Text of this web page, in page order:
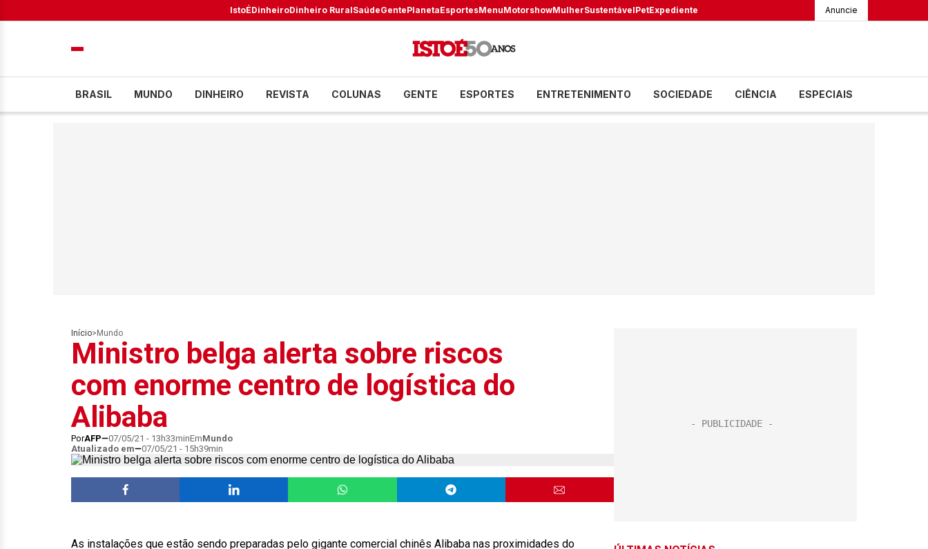
IstoÉDinheiroDinheiro RuralSaúdeGentePlanetaEsportesMenuMotorshowMulherSustentávelPetExpediente Anuncie
BRASIL MUNDO DINHEIRO REVISTA COLUNAS GENTE ESPORTES ENTRETENIMENTO SOCIEDADE CIÊNCIA ESPECIAIS
Início> Mundo
Ministro belga alerta sobre riscos
com enorme centro de logística do
Alibaba
PorAFP 07/05/21 - 13h33minEmMundo
Atualizado em
07/05/21 - 15h39min
As instalações que estão sendo preparadas pelo gigante comercial chinês Alibaba nas proximidades do